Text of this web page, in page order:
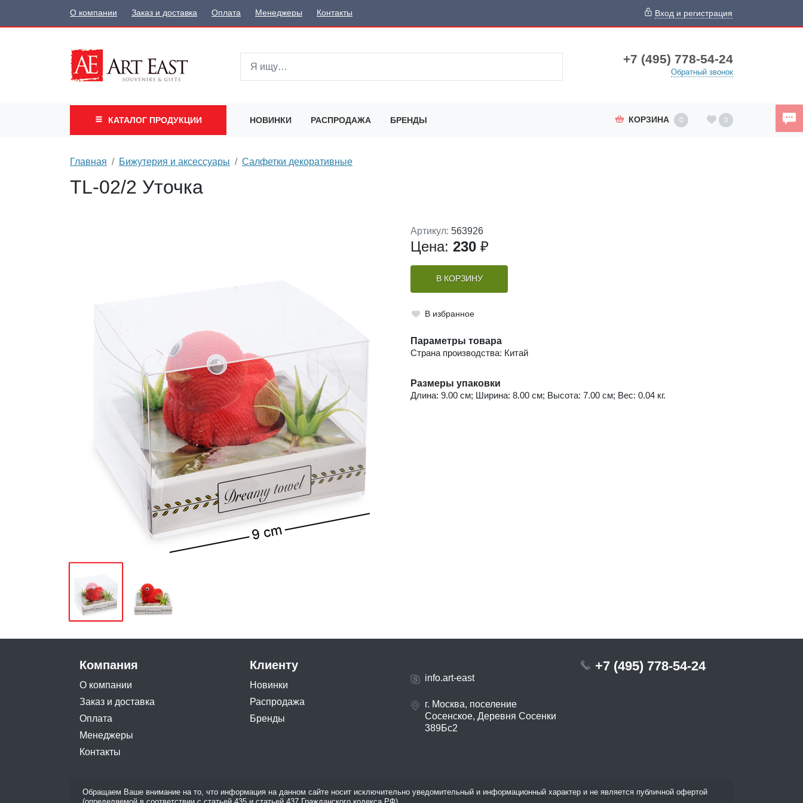
О компании Заказ и доставка Оплата Менеджеры Контакты Вход и регистрация
+7 (495) 778-54-24
Обратный звонок
КАТАЛОГ ПРОДУКЦИИ НОВИНКИ РАСПРОДАЖА БРЕНДЫ КОРЗИНА 0 0
Главная Бижутерия и аксессуары Салфетки декоративные
TL-02/2 Уточка
Артикул: 563926
Цена: 230 ₽
В КОРЗИНУ
В избранное
Параметры товара
Страна производства: Китай
Размеры упаковки
Длина: 9.00 см; Ширина: 8.00 см; Высота: 7.00 см; Вес: 0.04 кг.
Компания
О компании
Заказ и доставка
Оплата
Менеджеры
Контакты
Клиенту
Новинки
Распродажа
Бренды
info.art-east
г. Москва, поселение
Сосенское, Деревня Сосенки
389Бс2
+7 (495) 778-54-24
Обращаем Ваше внимание на то, что информация на данном сайте носит исключительно уведомительный и информационный характер и не является публичной офертой